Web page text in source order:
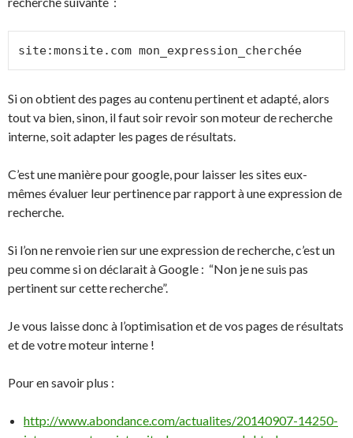
Si on obtient des pages au contenu pertinent et adapté, alors
tout va bien, sinon, il faut soir revoir son moteur de recherche
interne, soit adapter les pages de résultats.
C’est une manière pour google, pour laisser les sites eux-
mêmes évaluer leur pertinence par rapport à une expression de
recherche.
Si l’on ne renvoie rien sur une expression de recherche, c’est un
peu comme si on déclarait à Google : “Non je ne suis pas
pertinent sur cette recherche”.
Je vous laisse donc à l’optimisation et de vos pages de résultats
et de votre moteur interne !
Pour en savoir plus :
http://www.abondance.com/actualites/20140907-14250-